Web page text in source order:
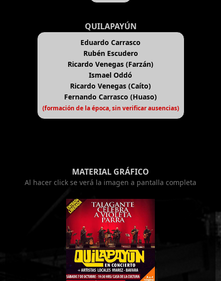
QUILAPAYÚN
Eduardo Carrasco
Rubén Escudero
Ricardo Venegas (Farzán)
Ismael Oddó
Ricardo Venegas (Caíto)
Fernando Carrasco (Huaso)
(formación de la época, sin verificar ausencias)
MATERIAL GRÁFICO
Al hacer click se verá la imagen a pantalla completa